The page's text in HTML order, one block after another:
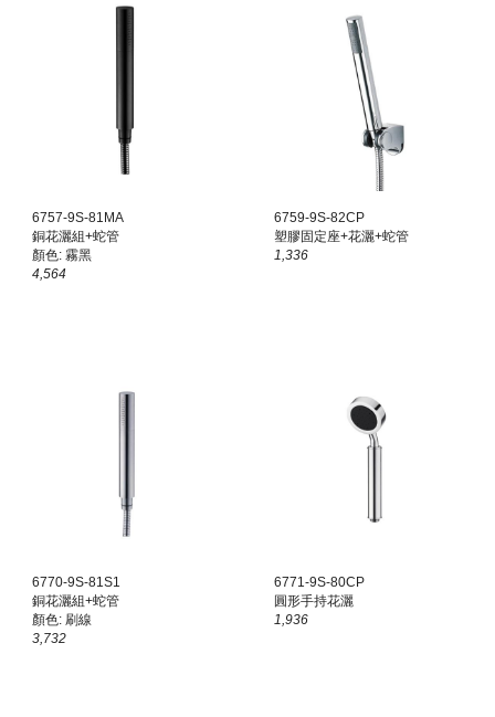
6757-9S-81MA
銅花灑組+蛇管
顏色: 霧黑
4,564
6759-9S-82CP
塑膠固定座+花灑+蛇管
1,336
6770-9S-81S1
銅花灑組+蛇管
顏色:刷線
3,732
6771-9S-80CP
圓形手持花灑
1,936